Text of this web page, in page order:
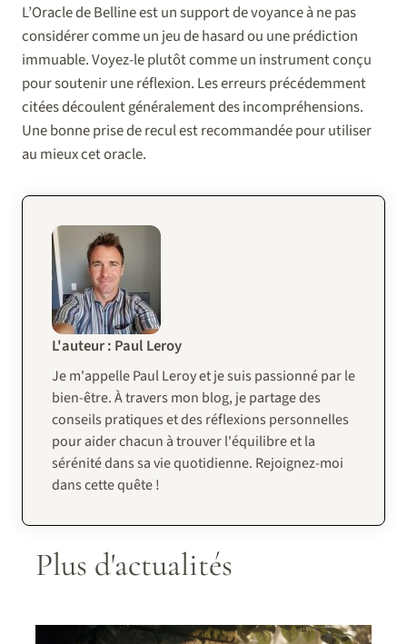
L’Oracle de Belline est un support de voyance à ne pas
considérer comme un jeu de hasard ou une prédiction
immuable. Voyez-le plutôt comme un instrument conçu
pour soutenir une réflexion. Les erreurs précédemment
citées découlent généralement des incompréhensions.
Une bonne prise de recul est recommandée pour utiliser
au mieux cet oracle.
L'auteur : Paul Leroy
Je m'appelle Paul Leroy et je suis passionné par le
bien-être. À travers mon blog, je partage des
conseils pratiques et des réflexions personnelles
pour aider chacun à trouver l'équilibre et la
sérénité dans sa vie quotidienne. Rejoignez-moi
dans cette quête !
Plus d'actualités